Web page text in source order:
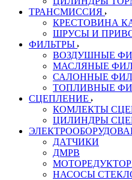
ТРАНСМИССИЯ
КРЕСТОВИНА
ШРУСЫ И
ФИЛЬТРЫ
ВОЗДУШНЫЕ
МАСЛЯНЫЕ
САЛОННЫЕ
ТОПЛИВНЫЕ
СЦЕПЛЕНИЕ
КОМЛЕКТЫ
ЦИЛИНДРЫ
ДАТЧИКИ
ДМРВ
НАСОСЫ